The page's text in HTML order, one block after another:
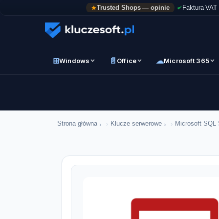
Trusted Shops — opinie Faktura
⊞Windows 📄 Office ☁Microsoft 365
Strona główna › Klucze serwerowe › Microsoft SQL